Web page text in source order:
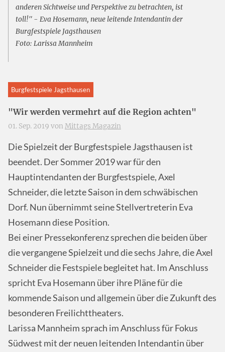
anderen Sichtweise und Perspektive zu betrachten, ist
toll!" - Eva Hosemann, neue leitende Intendantin der
Burgfestspiele Jagsthausen
Foto: Larissa Mannheim
Burgfestspiele Jagsthausen
"Wir werden vermehrt auf die Region achten"
01. Sep. 2019 von Mittags Magazin
Die Spielzeit der Burgfestspiele Jagsthausen ist
beendet. Der Sommer 2019 war für den
Hauptintendanten der Burgfestspiele, Axel
Schneider, die letzte Saison in dem schwäbischen
Dorf. Nun übernimmt seine Stellvertreterin Eva
Hosemann diese Position.
Bei einer Pressekonferenz sprechen die beiden über
die vergangene Spielzeit und die sechs Jahre, die Axel
Schneider die Festspiele begleitet hat. Im Anschluss
spricht Eva Hosemann über ihre Pläne für die
kommende Saison und allgemein über die Zukunft des
besonderen Freilichttheaters.
Larissa Mannheim sprach im Anschluss für Fokus
Südwest mit der neuen leitenden Intendantin über